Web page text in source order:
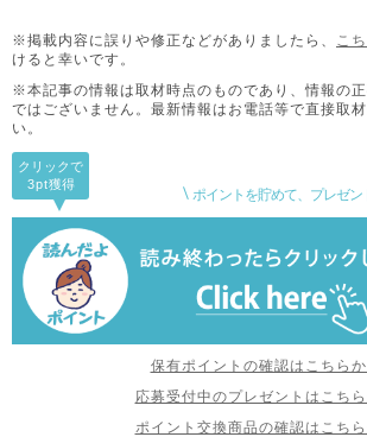
※掲載内容に誤りや修正などがありましたら、 こ
けると幸いです。
※本記事の情報は取材時点のものであり、情報の
ではございません。 最新情報はお電話等で直接取
い。
ポイントを貯めて、プレゼン
クリックで
3pt獲得
保有ポイントの確認はこちらか
応募受付中のプレゼントはこちら
ポイント交換商品の確認はこちら